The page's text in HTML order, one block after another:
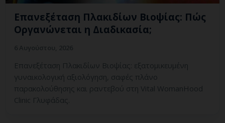
Επανεξέταση Πλακιδίων Βιοψίας: Πώς
Οργανώνεται η Διαδικασία;
Επανεξέταση Πλακιδίων Βιοψίας: εξατομικευμένη
γυναικολογική αξιολόγηση, σαφές πλάνο
παρακολούθησης και ραντεβού στη Vital WomanHood
Clinic Γλυφάδας.